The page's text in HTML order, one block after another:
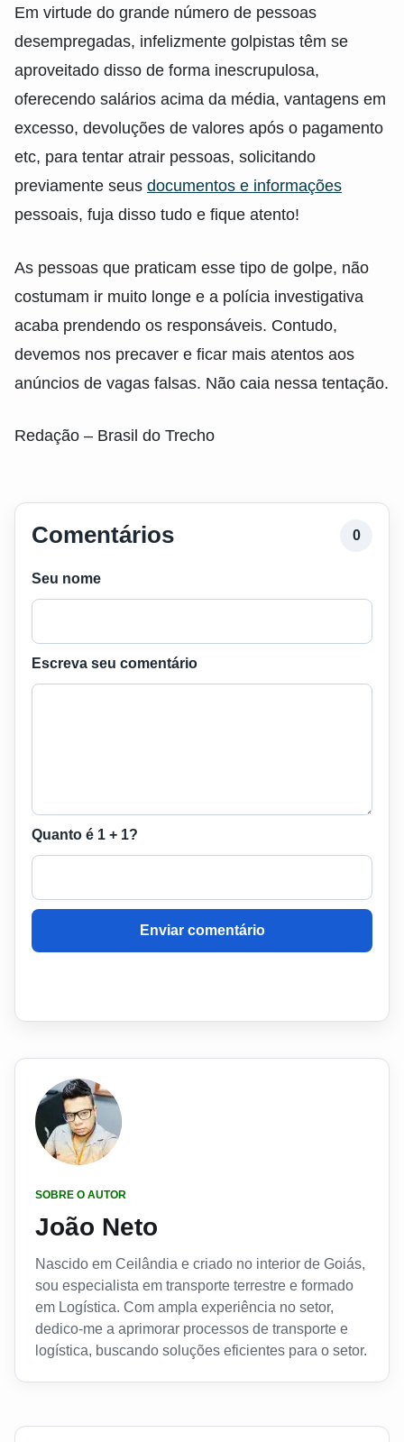
Em virtude do grande número de pessoas
desempregadas, infelizmente golpistas têm se
aproveitado disso de forma inescrupulosa,
oferecendo salários acima da média, vantagens em
excesso, devoluções de valores após o pagamento
etc, para tentar atrair pessoas, solicitando
previamente seus documentos e informações
pessoais, fuja disso tudo e fique atento!
As pessoas que praticam esse tipo de golpe, não
costumam ir muito longe e a polícia investigativa
acaba prendendo os responsáveis. Contudo,
devemos nos precaver e ficar mais atentos aos
anúncios de vagas falsas. Não caia nessa tentação.
Redação – Brasil do Trecho
Comentários 0
Seu nome
Escreva seu comentário
Quanto é 1 + 1?
Enviar comentário
SOBRE O AUTOR
João Neto
Nascido em Ceilândia e criado no interior de Goiás,
sou especialista em transporte terrestre e formado
em Logística. Com ampla experiência no setor,
dedico-me a aprimorar processos de transporte e
logística, buscando soluções eficientes para o setor.